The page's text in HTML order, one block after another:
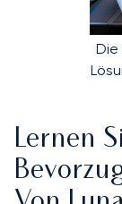
Die
Lernen